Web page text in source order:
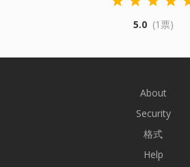
5.0 (1票)
About
Security
格式
Help